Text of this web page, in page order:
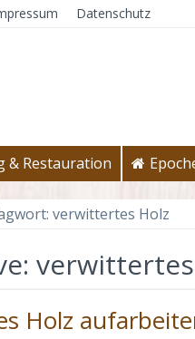
Datenschutz
& Restauration
verwittertes Holz
Holz